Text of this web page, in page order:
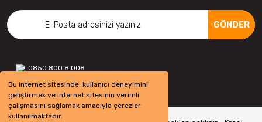
Bu internet sitesinde, kullanıcı deneyimini
geliştirmek ve internet sitesinin verimli
çalışmasını sağlamak amacıyla çerezler
kullanılmaktadır.
GÖNDER
0850 800 8 008